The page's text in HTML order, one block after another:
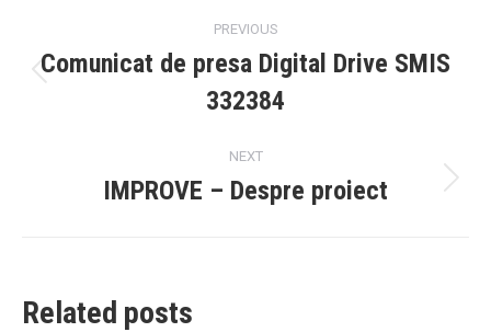
navigation
PREVIOUS
Previous
post:
Comunicat de presa Digital Drive SMIS
332384
NEXT
Next
IMPROVE – Despre proiect
Related posts